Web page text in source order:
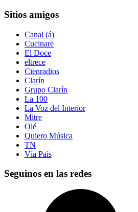
Sitios amigos
Canal (á)
Cucinare
El Doce
eltrece
Cienradios
Clarín
Grupo Clarín
La 100
La Voz del Interior
Mitre
Olé
Quiero Música
TN
Vía País
Seguinos en las redes